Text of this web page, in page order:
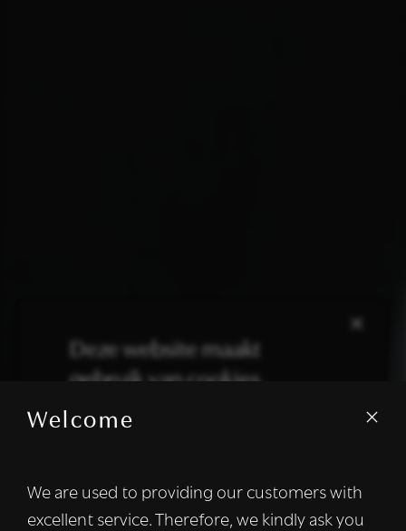
Welcome
We are used to providing our customers with
excellent service. Therefore, we kindly ask you
×
Deze website maakt
gebruik van cookies.
We gebruiken cookies om inhoud en
informatie over uw gebruik van onze site
met onze advertentie- en analysepartners,